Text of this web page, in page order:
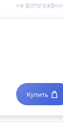
на фотографии
Купить